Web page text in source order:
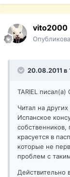
vito2000
20.08.2011 в
TARIEL писал(а)
Читал на
Испанское
собственников,
красуется в
которые не
проблем с
Действительно